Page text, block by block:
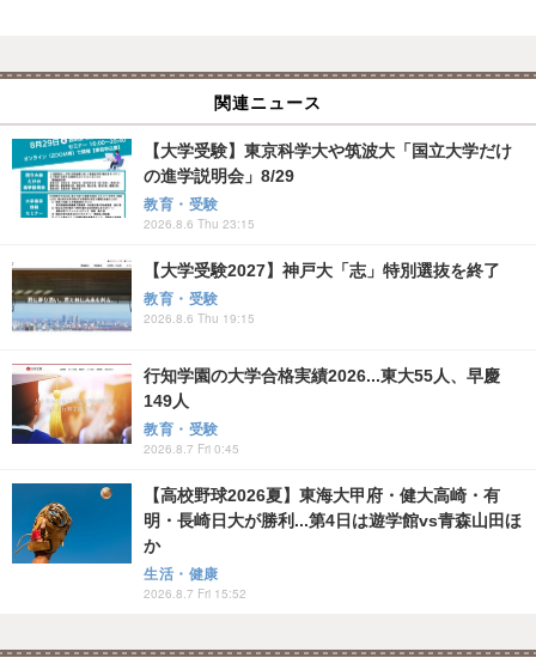
関連ニュース
【大学受験】東京科学大や筑波大「国立大学だけ
の進学説明会」8/29
教育・受験
2026.8.6 Thu 23:15
【大学受験2027】神戸大「志」特別選抜を終了
教育・受験
2026.8.6 Thu 19:15
行知学園の大学合格実績2026...東大55人、早慶
149人
教育・受験
2026.8.7 Fri 0:45
【高校野球2026夏】東海大甲府・健大高崎・有
明・長崎日大が勝利...第4日は遊学館vs青森山田ほ
か
生活・健康
2026.8.7 Fri 15:52